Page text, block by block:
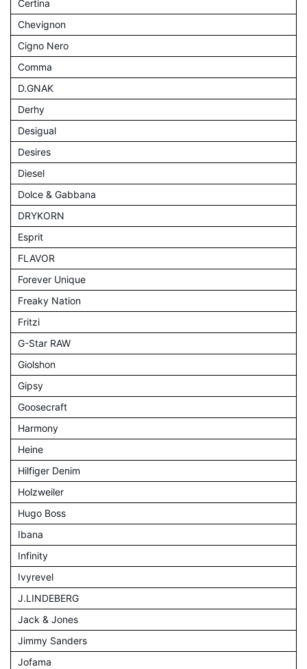
Certina
Chevignon
Cigno Nero
Comma
D.GNAK
Derhy
Desigual
Desires
Diesel
Dolce & Gabbana
DRYKORN
Esprit
FLAVOR
Forever Unique
Freaky Nation
Fritzi
G-Star RAW
Giolshon
Gipsy
Goosecraft
Harmony
Heine
Hilfiger Denim
Holzweiler
Hugo Boss
Ibana
Infinity
Ivyrevel
J.LINDEBERG
Jack & Jones
Jimmy Sanders
Jofama